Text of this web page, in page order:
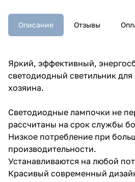
Описание Отзывы
Яркий, эффективный,
светодиодный светильник
хозяина.
Светодиодные лампочки не
рассчитаны на срок службы
Низкое потребление при
производительности.
Устанавливаются на любой
Красивый современный